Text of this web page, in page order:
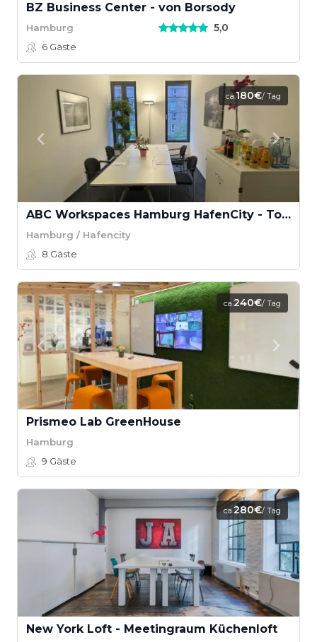
BZ Business Center - von Borsody
Hamburg 5,0
6 Gäste
ca.180€/ Tag
ABC Workspaces Hamburg HafenCity - Tokio
Hamburg / Hafencity
8 Gäste
ca.240€/ Tag
Prismeo Lab GreenHouse
Hamburg
9 Gäste
ca.280€/ Tag
New York Loft - Meetingraum Küchenloft